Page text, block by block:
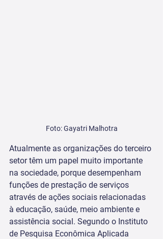
Foto: Gayatri Malhotra
Atualmente as organizações do terceiro
setor têm um papel muito importante
na sociedade, porque desempenham
funções de prestação de serviços
através de ações sociais relacionadas
à educação, saúde, meio ambiente e
assistência social. Segundo o Instituto
de Pesquisa Econômica Aplicada